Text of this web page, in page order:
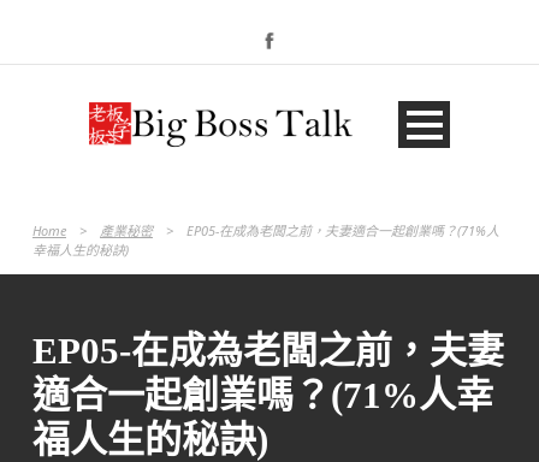
Home > 產業秘密 >
EP05-在成為老闆之前，夫妻適合一起創業嗎？(71%人
幸福人生的秘訣)
EP05-在成為老闆之前，夫妻
適合一起創業嗎？(71%人幸
福人生的秘訣)